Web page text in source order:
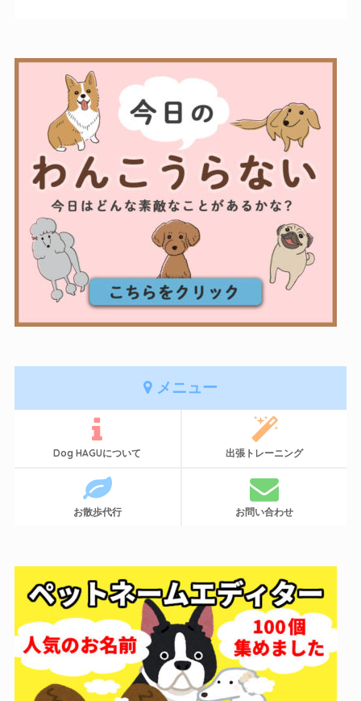
メニュー
Dog HAGUについて 出張トレーニング
お散歩代行 お問い合わせ